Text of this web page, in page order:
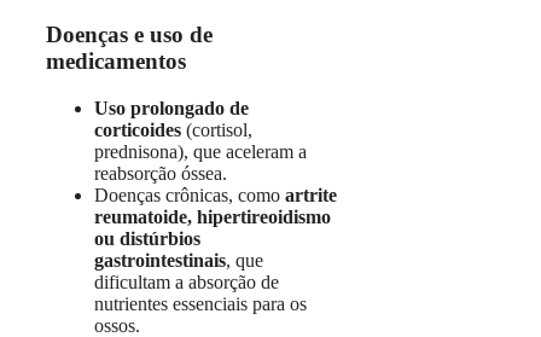
Doenças e uso de
medicamentos
Uso prolongado de
corticoides (cortisol,
prednisona), que aceleram a
reabsorção óssea.
Doenças crônicas, como artrite
reumatoide, hipertireoidismo
ou distúrbios
gastrointestinais, que
dificultam a absorção de
nutrientes essenciais para os
ossos.